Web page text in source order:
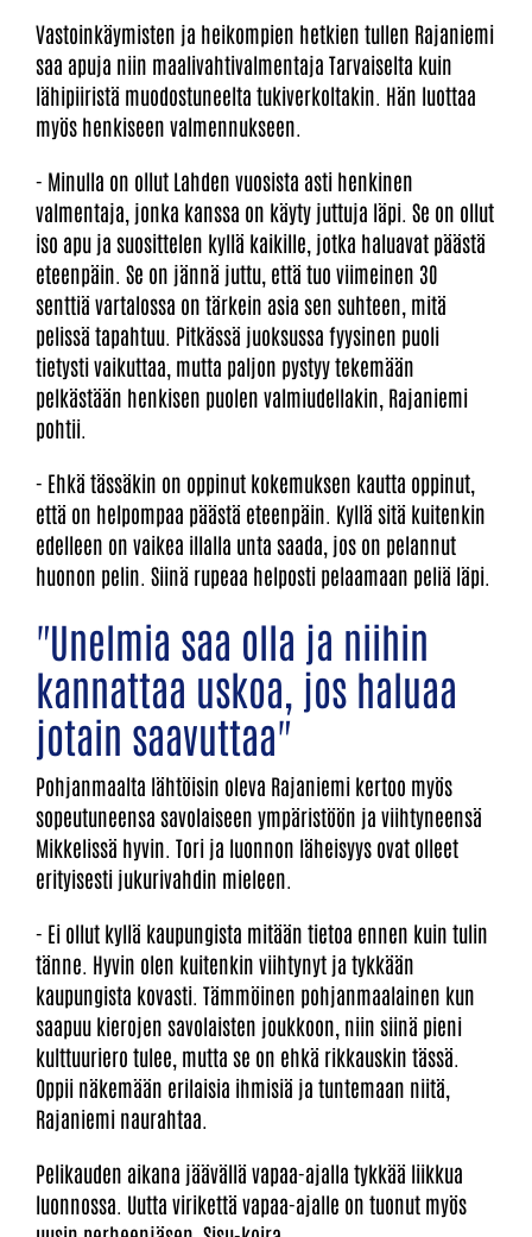
Vastoinkäymisten ja heikompien hetkien tullen Rajaniemi
saa apuja niin maalivahtivalmentaja Tarvaiselta kuin
lähipiiristä muodostuneelta tukiverkoltakin. Hän luottaa
myös henkiseen valmennukseen.
- Minulla on ollut Lahden vuosista asti henkinen
valmentaja, jonka kanssa on käyty juttuja läpi. Se on ollut
iso apu ja suosittelen kyllä kaikille, jotka haluavat päästä
eteenpäin. Se on jännä juttu, että tuo viimeinen 30
senttiä vartalossa on tärkein asia sen suhteen, mitä
pelissä tapahtuu. Pitkässä juoksussa fyysinen puoli
tietysti vaikuttaa, mutta paljon pystyy tekemään
pelkästään henkisen puolen valmiudellakin, Rajaniemi
pohtii.
- Ehkä tässäkin on oppinut kokemuksen kautta oppinut,
että on helpompaa päästä eteenpäin. Kyllä sitä kuitenkin
edelleen on vaikea illalla unta saada, jos on pelannut
huonon pelin. Siinä rupeaa helposti pelaamaan peliä läpi.
"Unelmia saa olla ja niihin
kannattaa uskoa, jos haluaa
jotain saavuttaa"
Pohjanmaalta lähtöisin oleva Rajaniemi kertoo myös
sopeutuneensa savolaiseen ympäristöön ja viihtyneensä
Mikkelissä hyvin. Tori ja luonnon läheisyys ovat olleet
erityisesti jukurivahdin mieleen.
- Ei ollut kyllä kaupungista mitään tietoa ennen kuin tulin
tänne. Hyvin olen kuitenkin viihtynyt ja tykkään
kaupungista kovasti. Tämmöinen pohjanmaalainen kun
saapuu kierojen savolaisten joukkoon, niin siinä pieni
kulttuuriero tulee, mutta se on ehkä rikkauskin tässä.
Oppii näkemään erilaisia ihmisiä ja tuntemaan niitä,
Rajaniemi naurahtaa.
Pelikauden aikana jäävällä vapaa-ajalla tykkää liikkua
luonnossa. Uutta virikettä vapaa-ajalle on tuonut myös